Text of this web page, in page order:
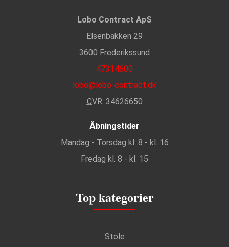
Lobo Contract ApS
Elsenbakken 29
3600 Frederikssund
47314600
lobo@lobo-contract.dk
CVR: 34626650
Åbningstider
Mandag - Torsdag kl. 8 - kl. 16
Fredag kl. 8 - kl. 15
Top kategorier
Stole